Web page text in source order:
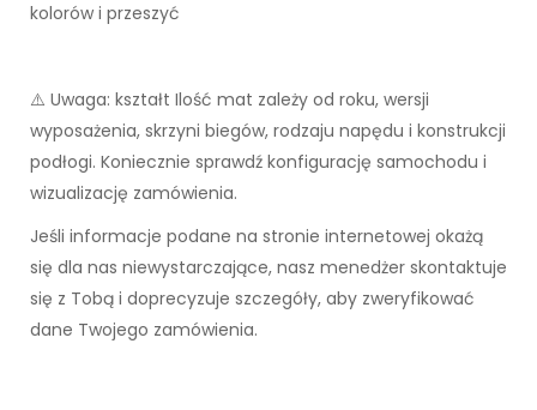
kolorów i przeszyć
⚠️ Uwaga: kształt Ilość mat zależy od roku, wersji
wyposażenia, skrzyni biegów, rodzaju napędu i konstrukcji
podłogi. Koniecznie sprawdź konfigurację samochodu i
wizualizację zamówienia.
Jeśli informacje podane na stronie internetowej okażą
się dla nas niewystarczające, nasz menedżer skontaktuje
się z Tobą i doprecyzuje szczegóły, aby zweryfikować
dane Twojego zamówienia.